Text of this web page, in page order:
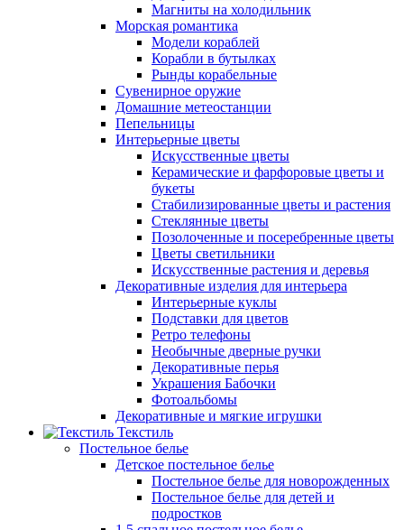
Магниты на холодильник
Морская романтика
Модели кораблей
Корабли в бутылках
Рынды корабельные
Сувенирное оружие
Домашние метеостанции
Пепельницы
Интерьерные цветы
Искусственные цветы
Керамические и фарфоровые цветы и
букеты
Стабилизированные цветы и растения
Стеклянные цветы
Позолоченные и посеребренные цветы
Цветы светильники
Искусственные растения и деревья
Декоративные изделия для интерьера
Интерьерные куклы
Подставки для цветов
Ретро телефоны
Необычные дверные ручки
Декоративные перья
Украшения Бабочки
Фотоальбомы
Декоративные и мягкие игрушки
Текстиль
Постельное белье
Детское постельное белье
Постельное белье для новорожденных
Постельное белье для детей и
подростков